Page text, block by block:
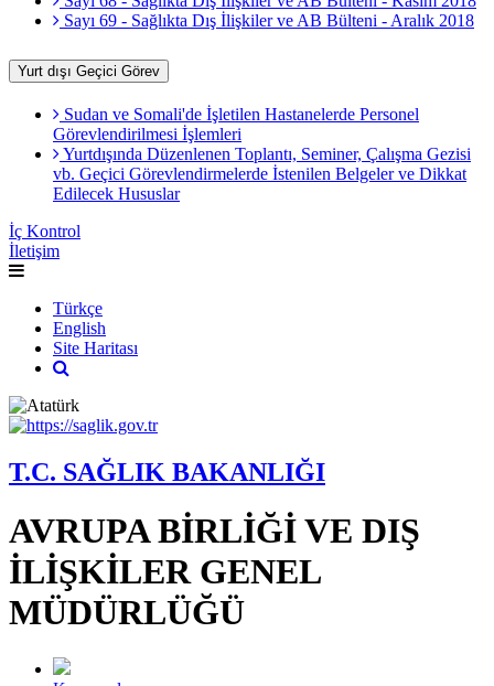
Sayı 69 - Sağlıkta Dış İlişkiler ve AB Bülteni - Aralık 2018
Yurt dışı Geçici Görev
Sudan ve Somali'de İşletilen Hastanelerde Personel
Görevlendirilmesi İşlemleri
Yurtdışında Düzenlenen Toplantı, Seminer, Çalışma Gezisi
vb. Geçici Görevlendirmelerde İstenilen Belgeler ve Dikkat
Edilecek Hususlar
İç Kontrol
İletişim
Türkçe
English
Site Haritası
T.C. SAĞLIK BAKANLIĞI
AVRUPA BİRLİĞİ VE DIŞ
İLİŞKİLER GENEL
MÜDÜRLÜĞÜ